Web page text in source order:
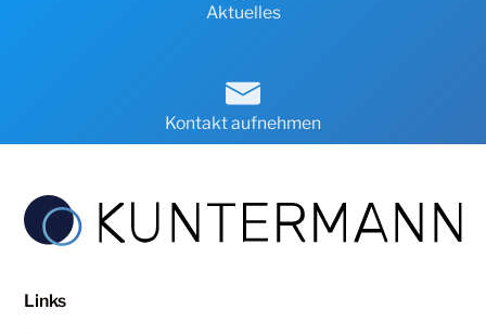
Aktuelles
Kontakt aufnehmen
Links